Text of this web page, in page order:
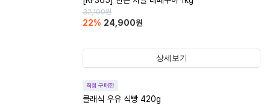
32,100원
22% 24,900원
상세보기
직접 구매한
클래식 우유 식빵 420g